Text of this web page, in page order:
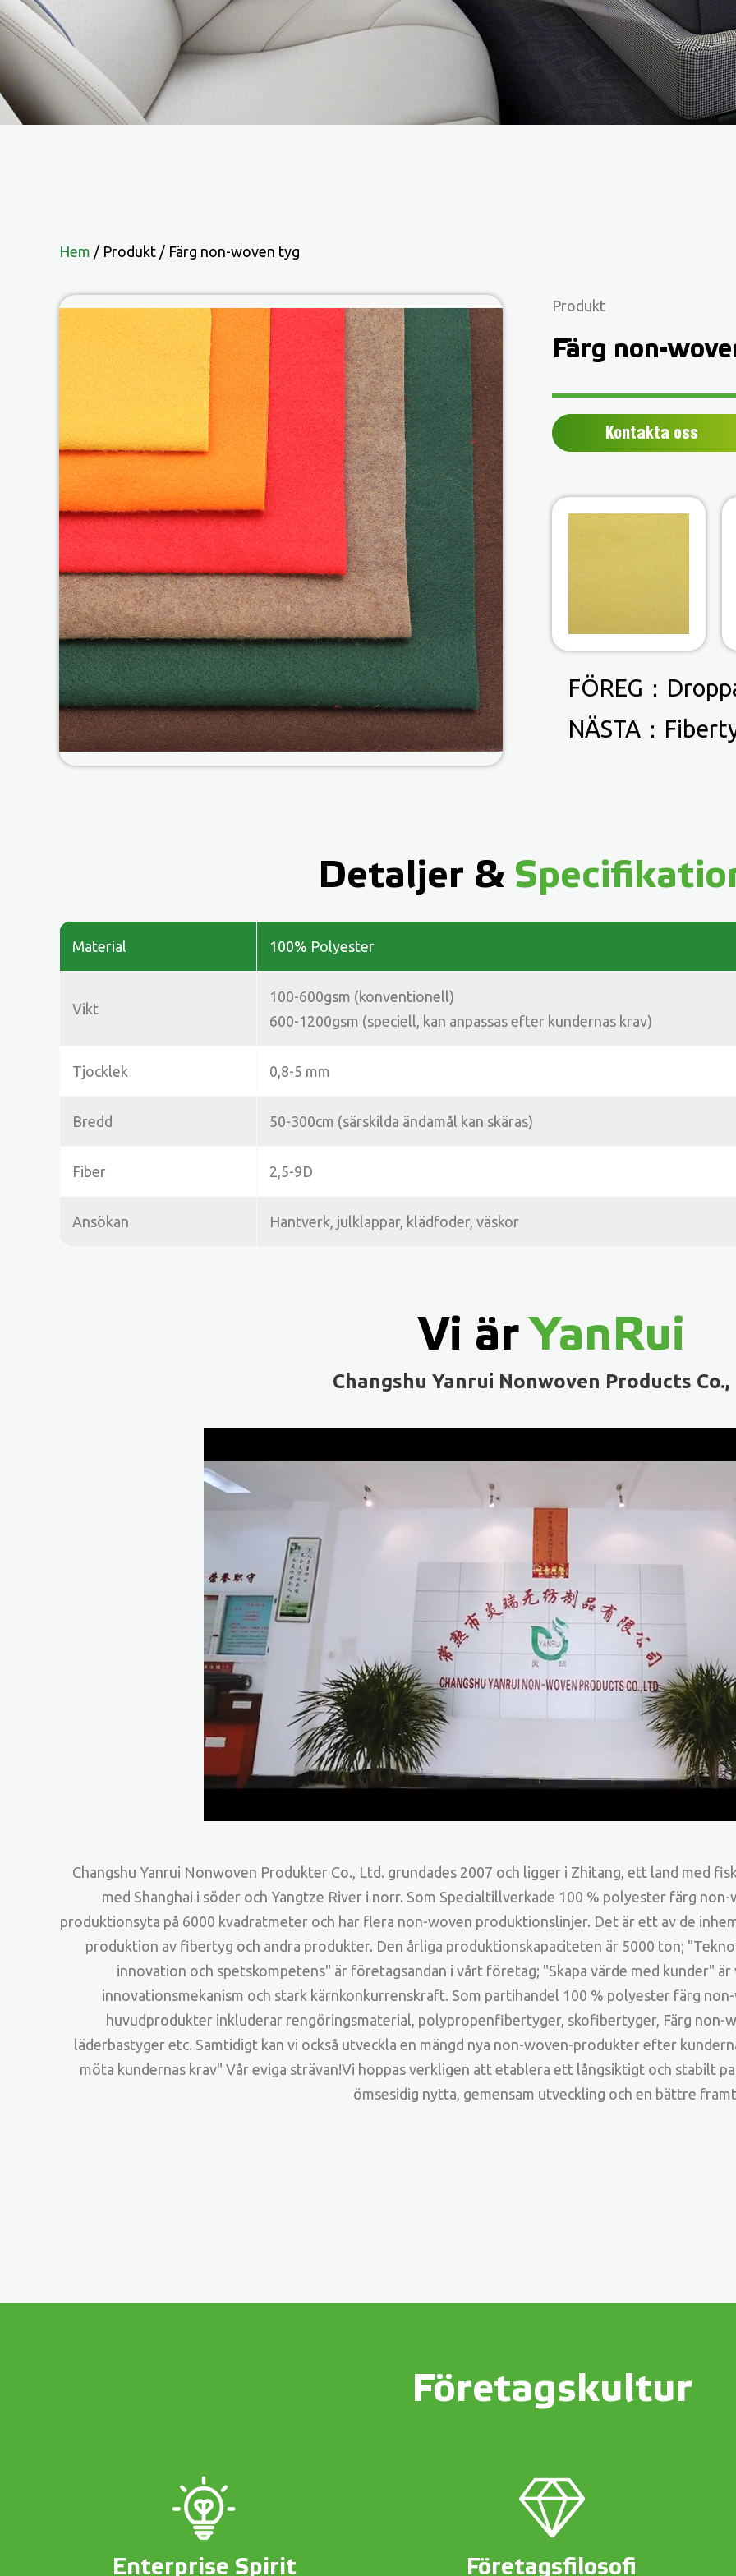
Hem / Produkt / Färg non-woven tyg
Produkt
Färg non-
Kontakta oss
FÖREG：
NÄSTA：
Detaljer &
Material 100% Polyester
Vikt
100-600gsm (konventionell)
600-1200gsm (speciell, kan anpassas efter kundernas krav)
Tjocklek 0,8-5 mm
Bredd 50-300cm (särskilda ändamål kan skäras)
Fiber 2,5-9D
Ansökan Hantverk, julklappar, klädfoder, väskor
Vi ärYanRui
Changshu Yanrui Nonwoven Products Co.,
Changshu Yanrui Nonwoven Produkter Co., Ltd. grundades 2007 och ligger i Zhitang, ett land med
med Shanghai i söder och Yangtze River i norr. Som Specialtillverkade 100 % polyester färg
produktionsyta på 6000 kvadratmeter och har flera non-woven produktionslinjer. Det är ett av de
produktion av fibertyg och andra produkter. Den årliga produktionskapaciteten är 5000 ton;
innovation och spetskompetens" är företagsandan i vårt företag; "Skapa värde med kunder"
innovationsmekanism och stark kärnkonkurrenskraft. Som partihandel 100 % polyester färg
huvudprodukter inkluderar rengöringsmaterial, polypropenfibertyger, skofibertyger, Färg
läderbastyger etc. Samtidigt kan vi också utveckla en mängd nya non-woven-produkter efter
möta kundernas krav" Vår eviga strävan!Vi hoppas verkligen att etablera ett långsiktigt och stabilt
ömsesidig nytta, gemensam utveckling och en bättre
Företagskultur
Enterprise Spirit Företagsfilosofi